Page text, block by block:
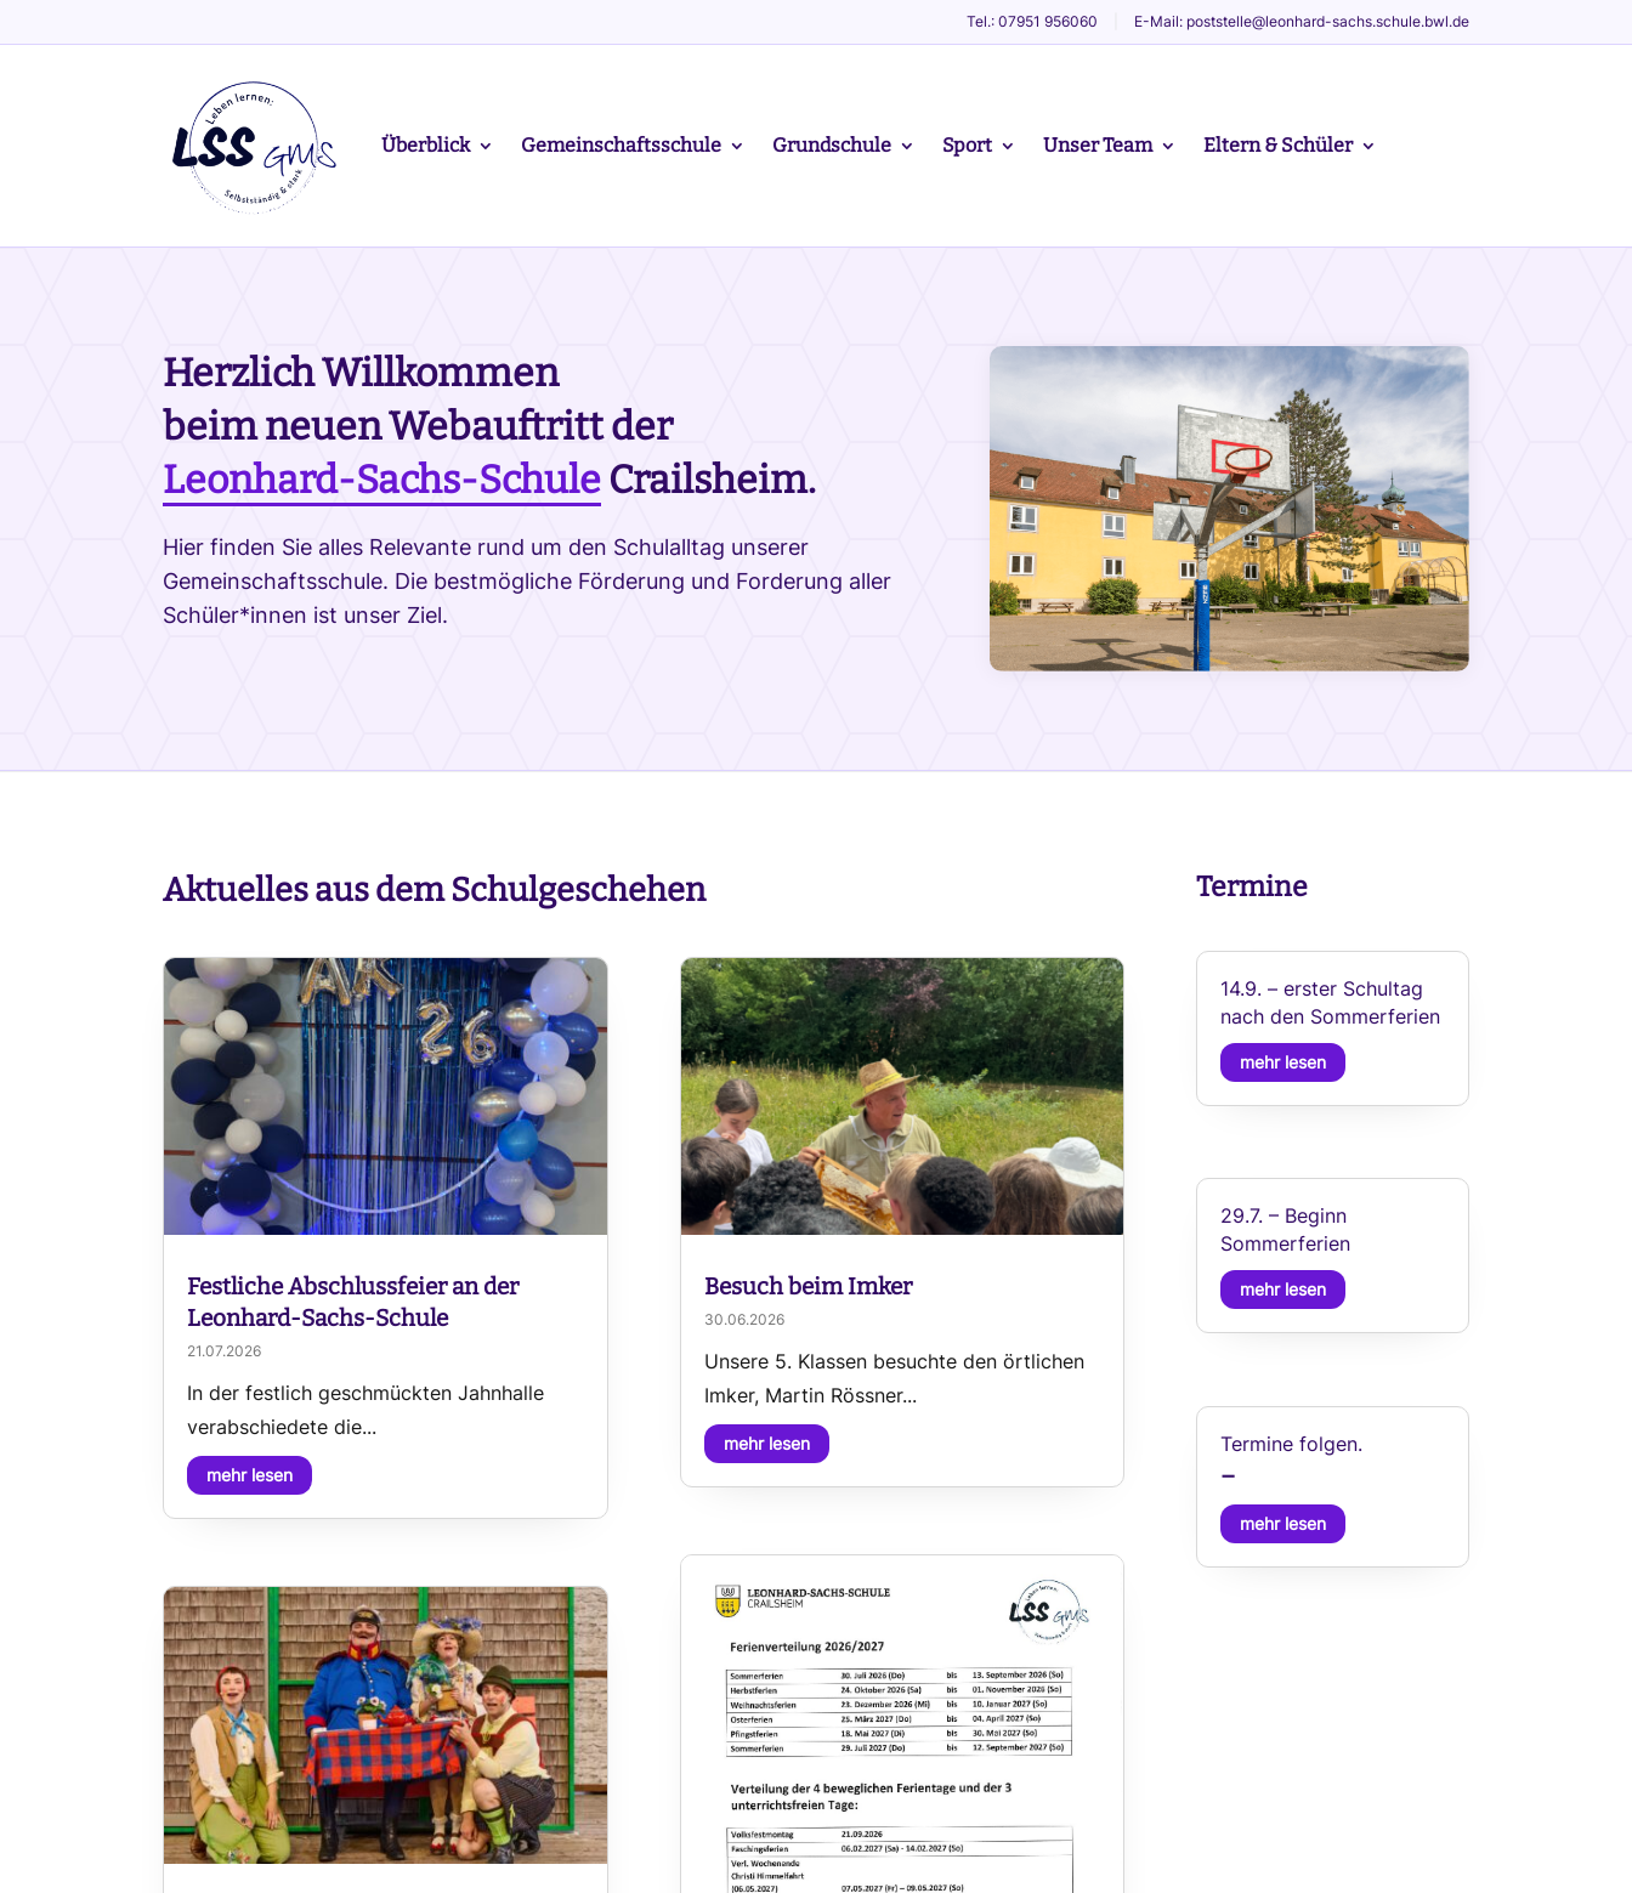
Tel.: 07951 956060 E-Mail: poststelle@leonhard-sachs.schule.bwl.de
Überblick Gemeinschaftsschule Grundschule Sport Unser Team Eltern & Schüler
Herzlich Willkommen
beim neuen Webauftritt der
Leonhard-Sachs-Schule Crailsheim.
Hier finden Sie alles Relevante rund um den Schulalltag unserer
Gemeinschaftsschule. Die bestmögliche Förderung und Forderung aller
Schüler*innen ist unser Ziel.
Aktuelles aus dem Schulgeschehen
Festliche Abschlussfeier an der
Leonhard-Sachs-Schule
21.07.2026
In der festlich geschmückten Jahnhalle
verabschiedete die...
mehr lesen
Besuch beim Imker
30.06.2026
Unsere 5. Klassen besuchte den örtlichen
Imker, Martin Rössner...
mehr lesen
Termine
14.9. – erster Schultag
nach den Sommerferien
mehr lesen
29.7. – Beginn
Sommerferien
mehr lesen
Termine folgen.
–
mehr lesen